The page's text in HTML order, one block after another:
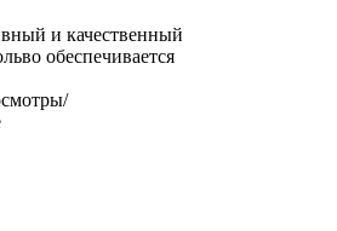
и качественный
обеспечивается